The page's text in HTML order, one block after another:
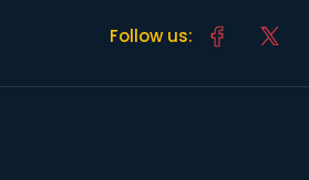
Follow us: